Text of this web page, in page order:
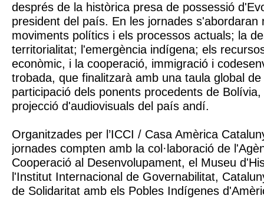
després de la històrica presa de possessió
president del país. En les jornades s'abordaran
moviments polítics i els processos actuals; la
territorialitat; l'emergència indígena; els
econòmic, i la cooperació, immigració i
trobada, que finalitzarà amb una taula global
participació dels ponents procedents de
projecció d'audiovisuals del país andí.
Organitzades per l’ICCI / Casa Amèrica
jornades compten amb la col·laboració de
Cooperació al Desenvolupament, el Museu
l'Institut Internacional de Governabilitat,
de Solidaritat amb els Pobles Indígenes